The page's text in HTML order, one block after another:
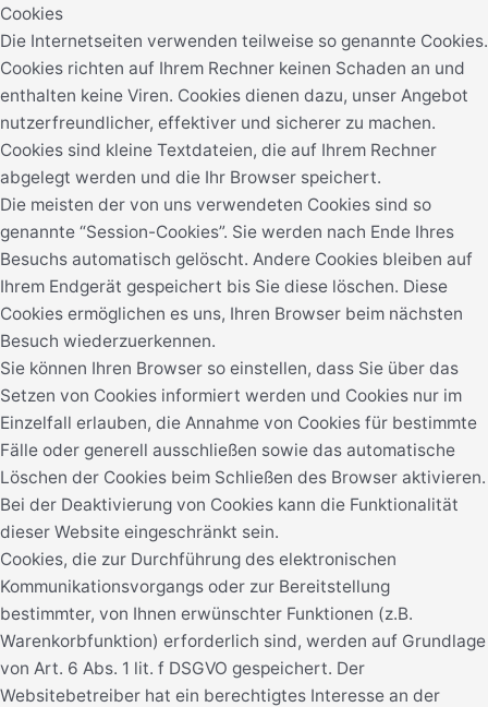
Cookies
Die Internetseiten verwenden teilweise so genannte Cookies.
Cookies richten auf Ihrem Rechner keinen Schaden an und
enthalten keine Viren. Cookies dienen dazu, unser Angebot
nutzerfreundlicher, effektiver und sicherer zu machen.
Cookies sind kleine Textdateien, die auf Ihrem Rechner
abgelegt werden und die Ihr Browser speichert.
Die meisten der von uns verwendeten Cookies sind so
genannte “Session-Cookies”. Sie werden nach Ende Ihres
Besuchs automatisch gelöscht. Andere Cookies bleiben auf
Ihrem Endgerät gespeichert bis Sie diese löschen. Diese
Cookies ermöglichen es uns, Ihren Browser beim nächsten
Besuch wiederzuerkennen.
Sie können Ihren Browser so einstellen, dass Sie über das
Setzen von Cookies informiert werden und Cookies nur im
Einzelfall erlauben, die Annahme von Cookies für bestimmte
Fälle oder generell ausschließen sowie das automatische
Löschen der Cookies beim Schließen des Browser aktivieren.
Bei der Deaktivierung von Cookies kann die Funktionalität
dieser Website eingeschränkt sein.
Cookies, die zur Durchführung des elektronischen
Kommunikationsvorgangs oder zur Bereitstellung
bestimmter, von Ihnen erwünschter Funktionen (z.B.
Warenkorbfunktion) erforderlich sind, werden auf Grundlage
von Art. 6 Abs. 1 lit. f DSGVO gespeichert. Der
Websitebetreiber hat ein berechtigtes Interesse an der